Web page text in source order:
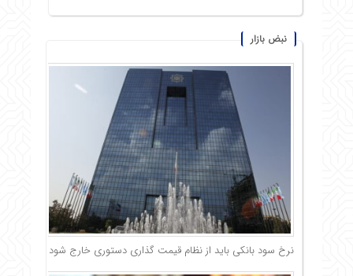
نبض بازار
نرخ سود بانکی باید از نظام قیمت گذاری دستوری خارج شود